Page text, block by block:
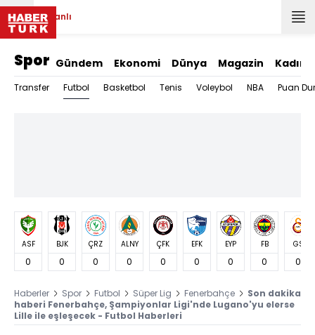
Canlı
Spor Gündem Ekonomi Dünya Magazin Kadın
Transfer Futbol Basketbol Tenis Voleybol NBA Puan
ASF
0
BJK
0
ÇRZ
0
ALNY
0
ÇFK
0
EFK
0
EYP
0
FB
0
GS
0
Haberler Spor Futbol Süper Lig Fenerbahçe
Son dakika
haberi Fenerbahçe, Şampiyonlar Ligi'nde Lugano'yu elerse
Lille ile eşleşecek - Futbol Haberleri